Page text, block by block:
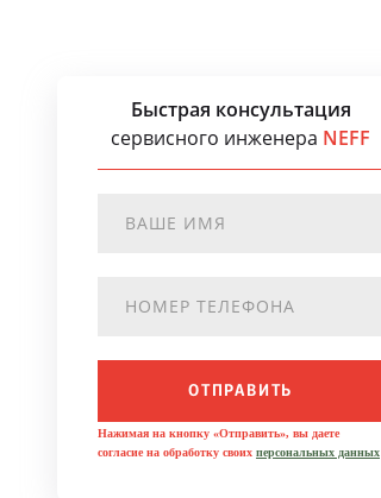
Быстрая консультация
сервисного инженера NEFF
ОТПРАВИТЬ
Нажимая на кнопку «Отправить», вы даете
согласие на обработку своих персональных данных